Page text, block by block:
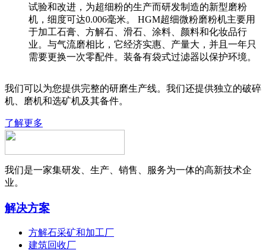
试验和改进，为超细粉的生产而研发制造的新型磨粉
机，细度可达0.006毫米。 HGM超细微粉磨粉机主要用
于加工石膏、方解石、滑石、涂料、颜料和化妆品行
业。与气流磨相比，它经济实惠、产量大，并且一年只
需要更换一次零配件。装备有袋式过滤器以保护环境。
我们可以为您提供完整的研磨生产线。我们还提供独立的破碎
机、磨机和选矿机及其备件。
了解更多
我们是一家集研发、生产、销售、服务为一体的高新技术企
业。
解决方案
方解石采矿和加工厂
建筑回收厂